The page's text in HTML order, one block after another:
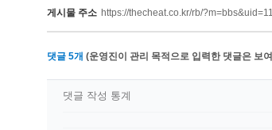
게시물 주소 https://thecheat.co.kr/rb/
댓글 5개 (운영진이 관리 목적으로 입력한 댓글은 보
댓글 작성 통계